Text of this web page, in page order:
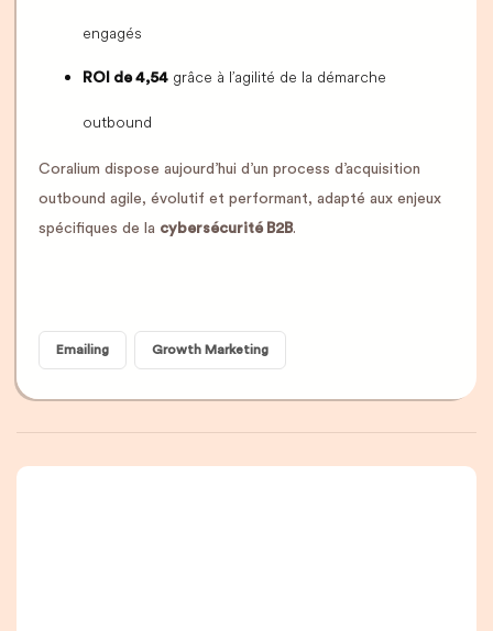
engagés
ROI de 4,54 grâce à l’agilité de la démarche
outbound
Coralium dispose aujourd’hui d’un process d’acquisition
outbound agile, évolutif et performant, adapté aux enjeux
spécifiques de la cybersécurité B2B.
Emailing Growth Marketing